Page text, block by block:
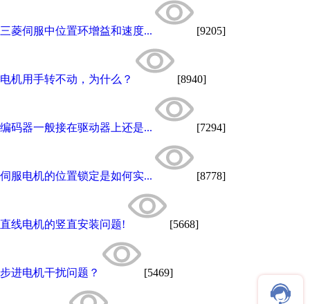
三菱伺服中位置环增益和速度... [9205]
电机用手转不动，为什么？ [8940]
编码器一般接在驱动器上还是... [7294]
伺服电机的位置锁定是如何实... [8778]
直线电机的竖直安装问题! [5668]
步进电机干扰问题？ [5469]